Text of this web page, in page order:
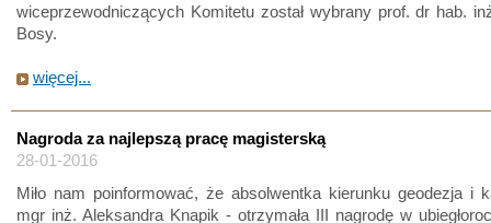
wiceprzewodniczących Komitetu został wybrany prof. dr hab.
Bosy.
więcej...
Nagroda za najlepszą pracę magisterską
28-01-2016
Miło nam poinformować, że absolwentka kierunku geodezja i
mgr inż. Aleksandra Knapik - otrzymała III nagrodę w